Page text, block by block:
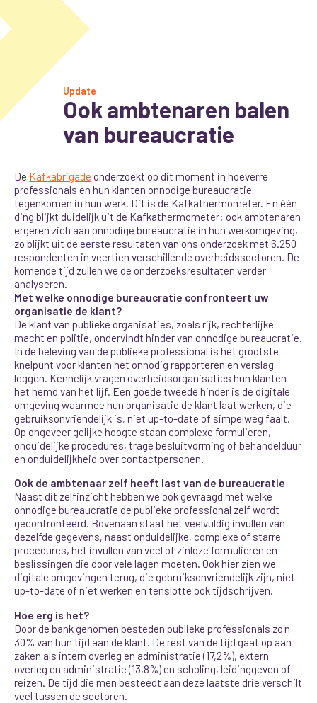
Update
Ook ambtenaren balen
van bureaucratie
De Kafkabrigade onderzoekt op dit moment in hoeverre
professionals en hun klanten onnodige bureaucratie
tegenkomen in hun werk. Dit is de Kafkathermometer. En één
ding blijkt duidelijk uit de Kafkathermometer: ook ambtenaren
ergeren zich aan onnodige bureaucratie in hun werkomgeving,
zo blijkt uit de eerste resultaten van ons onderzoek met 6.250
respondenten in veertien verschillende overheidssectoren. De
komende tijd zullen we de onderzoeksresultaten verder
analyseren.
Met welke onnodige bureaucratie confronteert uw
organisatie de klant?
De klant van publieke organisaties, zoals rijk, rechterlijke
macht en politie, ondervindt hinder van onnodige bureaucratie.
In de beleving van de publieke professional is het grootste
knelpunt voor klanten het onnodig rapporteren en verslag
leggen. Kennelijk vragen overheidsorganisaties hun klanten
het hemd van het lijf. Een goede tweede hinder is de digitale
omgeving waarmee hun organisatie de klant laat werken, die
gebruiksonvriendelijk is, niet up-to-date of simpelweg faalt.
Op ongeveer gelijke hoogte staan complexe formulieren,
onduidelijke procedures, trage besluitvorming of behandelduur
en onduidelijkheid over contactpersonen.
Ook de ambtenaar zelf heeft last van de bureaucratie
Naast dit zelfinzicht hebben we ook gevraagd met welke
onnodige bureaucratie de publieke professional zelf wordt
geconfronteerd. Bovenaan staat het veelvuldig invullen van
dezelfde gegevens, naast onduidelijke, complexe of starre
procedures, het invullen van veel of zinloze formulieren en
beslissingen die door vele lagen moeten. Ook hier zien we
digitale omgevingen terug, die gebruiksonvriendelijk zijn, niet
up-to-date of niet werken en tenslotte ook tijdschrijven.
Hoe erg is het?
Door de bank genomen besteden publieke professionals zo'n
30% van hun tijd aan de klant. De rest van de tijd gaat op aan
zaken als intern overleg en administratie (17,2%), extern
overleg en administratie (13,8%) en scholing, leidinggeven of
reizen. De tijd die men besteedt aan deze laatste drie verschilt
veel tussen de sectoren.